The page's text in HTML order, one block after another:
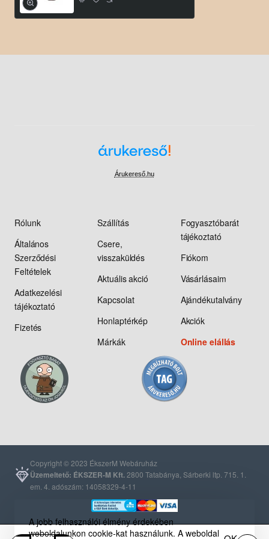
A jobb felhasználói élmény érdekében
weboldalunkon cookie-kat használunk. A weboldal
Árukereső.hu
Rólunk
Általános
Szerződési
Feltételek
Adatkezelési
tájékoztató
Fizetés
Szállítás
Csere,
visszaküldés
Aktuális akció
Kapcsolat
Honlaptérkép
Márkák
Fogyasztóbarát
tájékoztató
Fiókom
Vásárlásaim
Ajándékutalvány
Akciók
Online elállás
Copyright © 2023 ÉkszerM Webáruház
Üzemeltető: ÉKSZER-M Kft.2800 Tatabánya, Sárberki ltp. 715. 1.
em. 4. adószám: 14058329-4-11